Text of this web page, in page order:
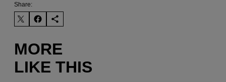
Share:
MORE
LIKE THIS